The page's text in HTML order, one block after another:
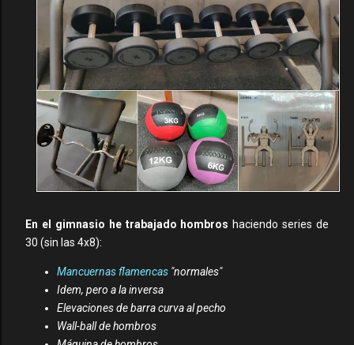
En el gimnasio he trabajado hombros haciendo series de
30 (sin las 4x8):
Mancuernas flamencas "normales"
Idem, pero a la inversa
Elevaciones de barra curva al pecho
Wall-ball de hombros